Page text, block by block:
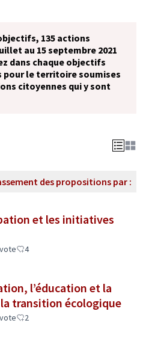
135 actions
au 15 septembre 2021
dans chaque objectifs
le territoire soumises
citoyennes qui y sont
des propositions par :
et les initiatives
4
l’éducation et la
transition écologique
2